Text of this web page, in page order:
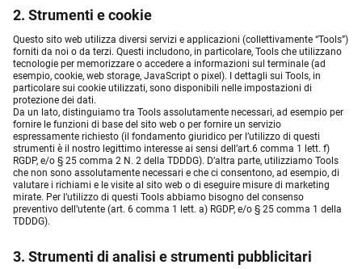
2. Strumenti e cookie
Questo sito web utilizza diversi servizi e applicazioni (collettivamente “Tools”)
forniti da noi o da terzi. Questi includono, in particolare, Tools che utilizzano
tecnologie per memorizzare o accedere a informazioni sul terminale (ad
esempio, cookie, web storage, JavaScript o pixel). I dettagli sui Tools, in
particolare sui cookie utilizzati, sono disponibili nelle impostazioni di
protezione dei dati.
Da un lato, distinguiamo tra Tools assolutamente necessari, ad esempio per
fornire le funzioni di base del sito web o per fornire un servizio
espressamente richiesto (il fondamento giuridico per l’utilizzo di questi
strumenti è il nostro legittimo interesse ai sensi dell’art.6 comma 1 lett. f)
RGDP, e/o § 25 comma 2 N. 2 della TDDDG). D’altra parte, utilizziamo Tools
che non sono assolutamente necessari e che ci consentono, ad esempio, di
valutare i richiami e le visite al sito web o di eseguire misure di marketing
mirate. Per l’utilizzo di questi Tools abbiamo bisogno del consenso
preventivo dell’utente (art. 6 comma 1 lett. a) RGDP, e/o § 25 comma 1 della
TDDDG).
3. Strumenti di analisi e strumenti pubblicitari